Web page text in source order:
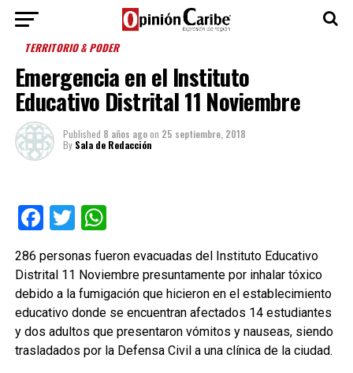
TERRITORIO & PODER
Emergencia en el Instituto
Educativo Distrital 11 Noviembre
Published 8 años agoon 25 septiembre, 2018
By Sala de Redacción
Facebook
TwitterWhatsApp
286 personas fueron evacuadas del Instituto Educativo
Distrital 11 Noviembre presuntamente por inhalar tóxico
debido a la fumigación que hicieron en el establecimiento
educativo donde se encuentran afectados 14 estudiantes
y dos adultos que presentaron vómitos y nauseas, siendo
trasladados por la Defensa Civil a una clínica de la ciudad.